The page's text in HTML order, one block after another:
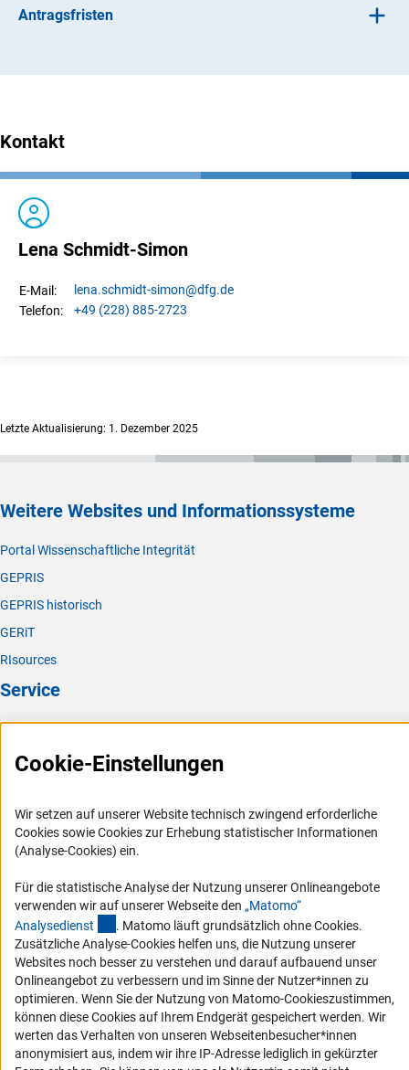
Antragsfristen
Kontakt
Lena Schmidt-Simon
E-Mail: lena.schmidt-simon@dfg.de
Telefon:
+49 (228) 885-2723
Letzte Aktualisierung: 1. Dezember 2025
Weitere Websites und Informationssysteme
Portal Wissenschaftliche Integrität
GEPRIS
GEPRIS historisch
GERiT
RIsources
Service
Presse
FAQ
Logo und Corporate Design
RSS-Feeds
Vergabeverfahren
Barrierefreiheit
Service und Informationen für Menschen mit Behinderungen
Erklärung zur Barrierefreiheit
Barriere melden
DFG-aktuell
Cookie-Einstellungen
Wir setzen auf unserer Website technisch zwingend erforderliche
Cookies sowie Cookies zur Erhebung statistischer Informationen
(Analyse-Cookies) ein.
Für die statistische Analyse der Nutzung unserer Onlineangebote
verwenden wir auf unserer Webseite den „Matomo“
Analysedienst (externer Link)
. Matomo läuft grundsätzlich ohne Cookies.
Zusätzliche Analyse-Cookies helfen uns, die Nutzung unserer
Websites noch besser zu verstehen und darauf aufbauend unser
Onlineangebot zu verbessern und im Sinne der Nutzer*innen zu
optimieren. Wenn Sie der Nutzung von Matomo-Cookieszustimmen,
können diese Cookies auf Ihrem Endgerät gespeichert werden. Wir
werten das Verhalten von unseren Webseitenbesucher*innen
anonymisiert aus, indem wir ihre IP-Adresse lediglich in gekürzter